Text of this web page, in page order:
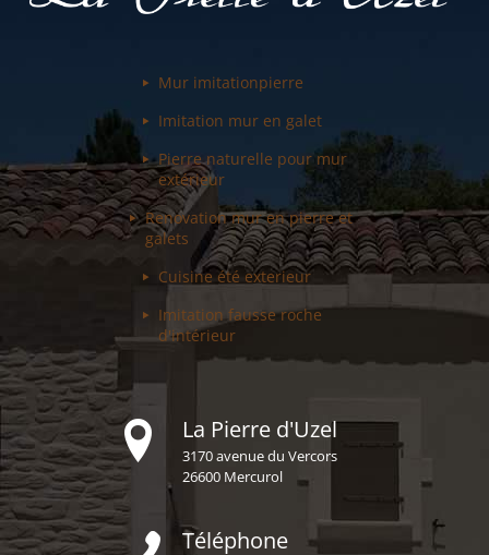
Mur imitationpierre
Imitation mur en galet
Pierre naturelle pourmur
extérieur
Renovation muren pierre et
galets
Cuisine été exterieur
Imitation fausseroche
d'intérieur
La Pierre d'Uzel
3170 avenue du Vercors
26600 Mercurol
Téléphone